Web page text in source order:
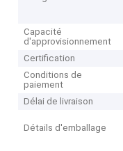
Capacité
d'approvisionnement
Certification
Conditions de
paiement
Délai de livraison
Détails d'emballage